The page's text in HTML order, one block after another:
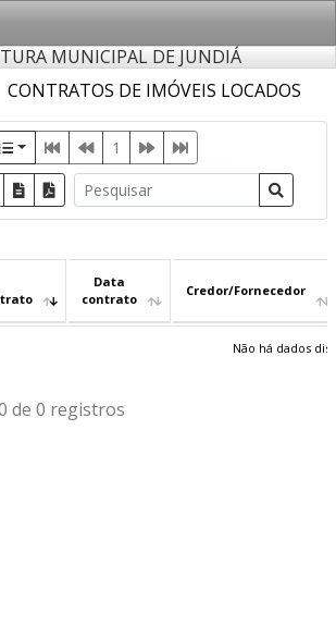
MUNICIPAL DE JUNDIÁ
CONTRATOS DE IMÓVEIS LOCADOS
1
Data
contrato
Credor/Fornecedor
Não há dados
de 0 registros